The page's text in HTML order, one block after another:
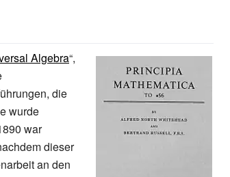
Algebra“,
die
wurde
war
dieser
an den